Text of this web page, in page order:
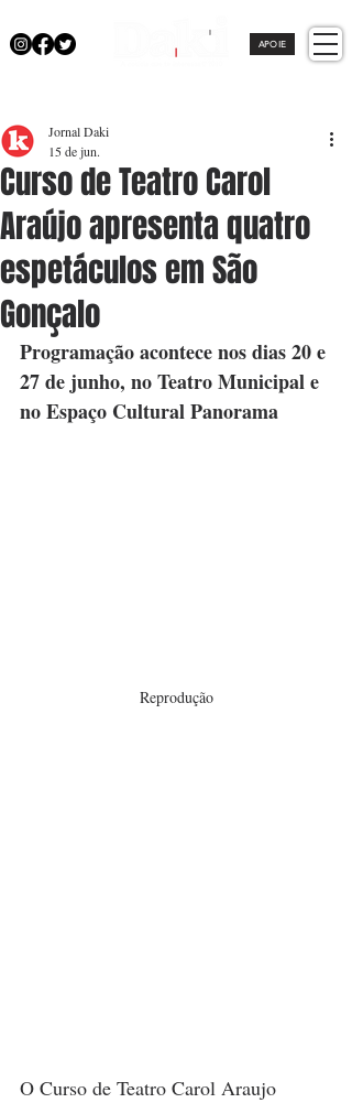
APOIE
Curso de Teatro Carol
Araújo apresenta quatro
espetáculos em São
Gonçalo
Jornal Daki
15 de jun.
Programação acontece nos dias 20 e
27 de junho, no Teatro Municipal e
no Espaço Cultural Panorama
Reprodução
O Curso de Teatro Carol Araujo